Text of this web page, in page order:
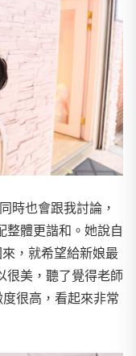
時也會跟我討論，
整體更諧和。她說自
，就希望給新娘最
很美，聽了覺得老師
很高，看起來非常